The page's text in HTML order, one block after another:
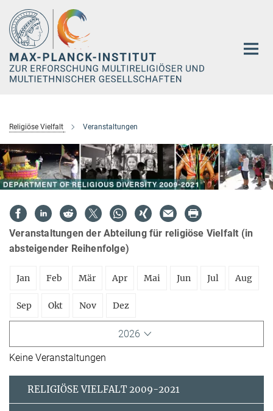
Hauptinhalt
Religiöse Vielfalt Veranstaltungen
Veranstaltungen der Abteilung für religiöse Vielfalt (in
absteigender Reihenfolge)
Jan Feb Mär Apr Mai Jun Jul Aug
Sep Okt Nov Dez
2026
Keine Veranstaltungen
RELIGIÖSE VIELFALT 2009-2021